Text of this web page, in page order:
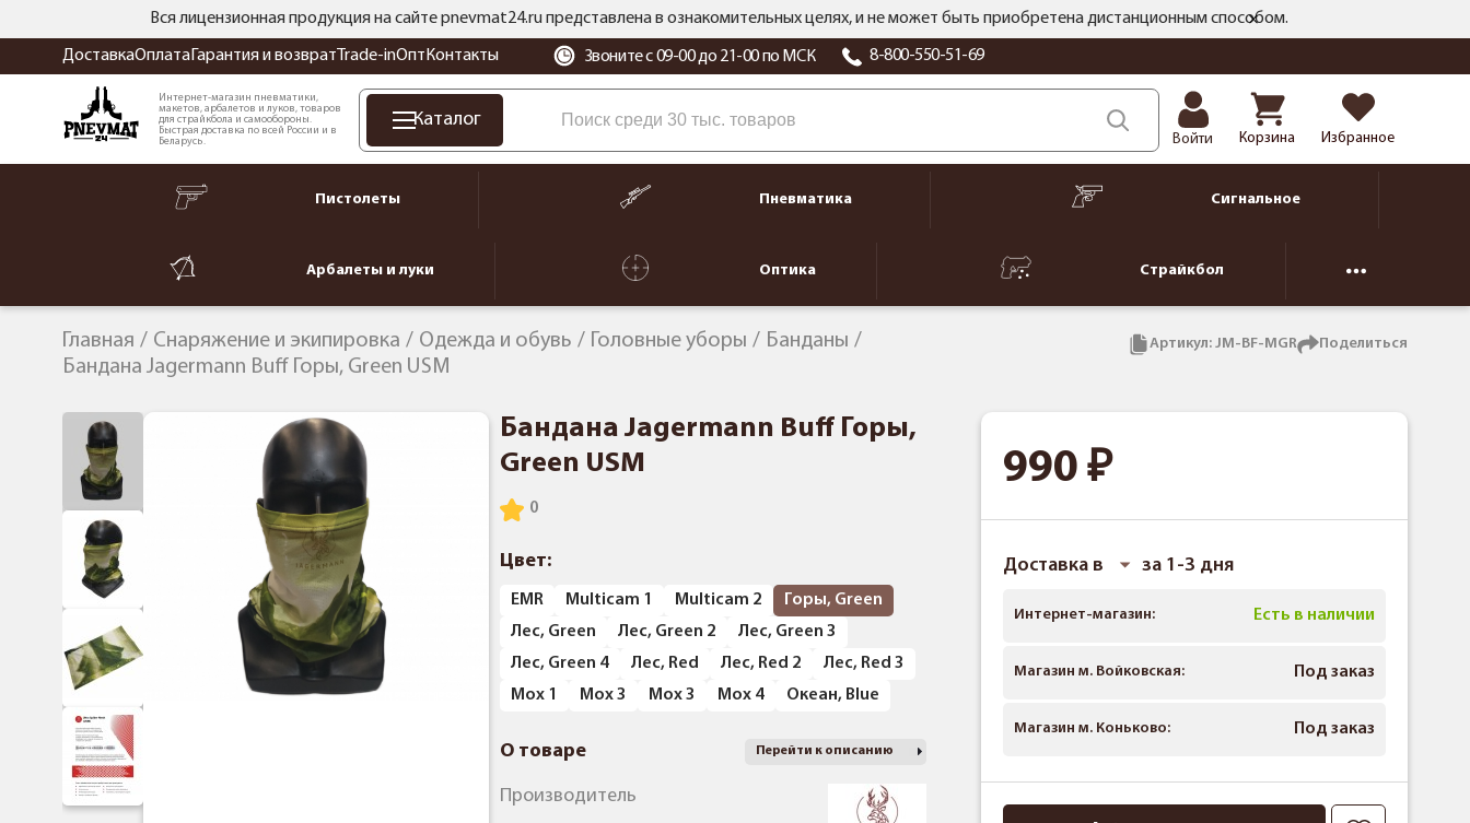
Вся лицензионная продукция на сайте pnevmat24.ru представлена в ознакомительных целях, и не может быть приобретена дистанционным способом.
ДоставкаОплата Гарантия и возврат Trade-inОпт Контакты Звоните с 09-00 до 21-00 по МСК 8-800-550-51-69
Интернет-магазин пневматики,
макетов, арбалетов и луков, товаров
для страйкбола и самообороны.
Быстрая доставка по всей России и в
Беларусь.
Каталог
Войти Корзина Избранное
Пистолеты Пневматика Сигнальное
Арбалеты и луки Оптика Страйкбол
Главная Снаряжение и экипировка Одежда и обувь Головные уборы
Банданы
Бандана Jagermann Buff Горы, Green USM
Артикул: JM-BF-MGR Поделиться
Бандана Jagermann Buff Горы,
Green USM
Цвет:
EMR Multicam 1 Multicam 2
Горы, Green
Лес, Green
Лес, Green 2
Лес, Green 3
Лес, Green 4
Лес, Red Лес, Red 2
Лес, Red 3
Мох 1
Мох 3 Мох 3 Мох 4 Океан, Blue
О товаре Перейти к описанию
Производитель
990
Доставка в за 1-3 дня
Интернет-магазин: Есть в наличии
Магазин м. Войковская: Под заказ
Магазин м. Коньково: Под заказ